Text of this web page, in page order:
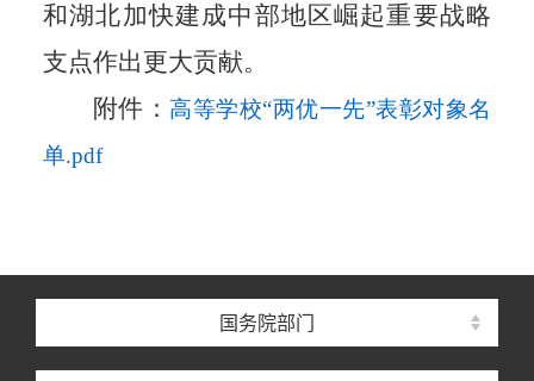
和湖北加快建成中部地区崛起重要战略
支点作出更大贡献。
附件：高等学校“两优一先”表彰对象名
单.pdf
国务院部门